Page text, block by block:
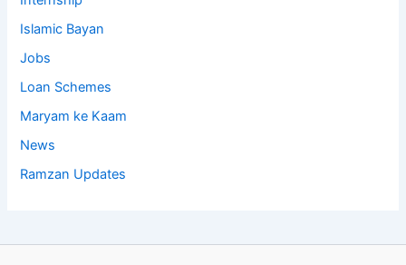
Islamic Bayan
Jobs
Loan Schemes
Maryam ke Kaam
News
Ramzan Updates